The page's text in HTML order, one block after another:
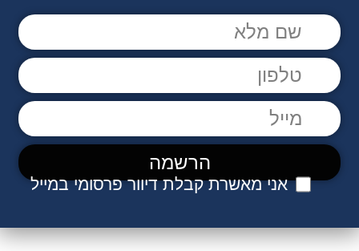
אני מאשרת קבלת דיוור פרסומי במייל